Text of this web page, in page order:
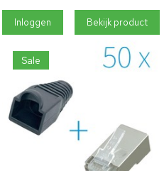
Inloggen Bekijk product
Sale